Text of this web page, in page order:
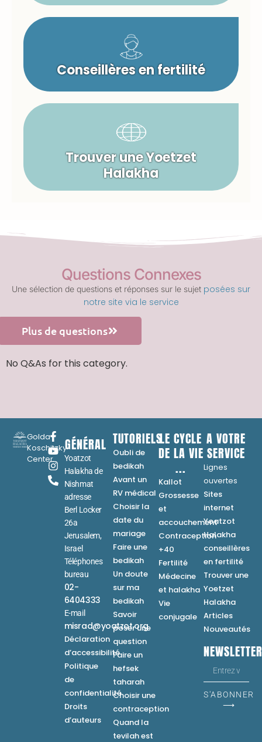
Conseillères en fertilité
Trouver une Yoetzet
Halakha
Questions Connexes
Une sélection de questions et réponses sur le sujet posées sur
notre site via le service
Plus de questions
No Q&As for this category.
Golda
Koschitzky
Center
GÉNÉRAL
Yoatzot
Halakha de
Nishmat
adresse
Berl Locker
26a
Jerusalem,
Israel
Téléphones
bureau
02-
6404333
E-mail
misrad@yoatzot.org
Déclaration
d’accessibilité
Politique
de
confidentialité
Droits
d’auteurs
TUTORIELS
Oubli de
bedikah
Avant un
RV médical
Choisir la
date du
mariage
Faire une
bedikah
Un doute
sur ma
bedikah
Savoir
poser une
question
Faire un
hefsek
taharah
Choisir une
contraception
Quand la
tevilah est
LE CYCLE
DE LA VIE
...
Kallot
Grossesse
et
accouchement
Contraception
+40
Fertilité
Médecine
et halakha
Vie
conjugale
A VOTRE
SERVICE
Lignes
ouvertes
Sites
internet
Yoatzot
Halakha
conseillères
en fertilité
Trouver une
Yoetzet
Halakha
Articles
Nouveautés
S'ABONNER
⟶